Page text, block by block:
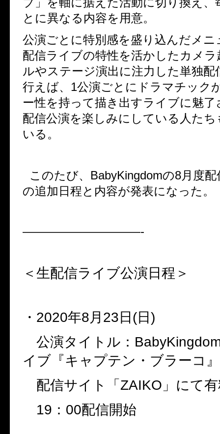
とに異なる内容を用意。
公演ごとに特別感を盛り込んだメニ
配信ライブの特性を活かしたカメ
ルやステージ演出に注力した単独配
行えば、 1公演ごとにドラマチック
ー性を持って描き出すライブに魅了
配信公演を楽しみにしている人た
いる。
このたび、 BabyKingdomの8月度
の追加日程と内容が発表になった。
——————————-
＜生配信ライブ公演日程＞
・ 2020年8月 23 日 (日 )
公演タイトル：
イブ『キャプテン・ブラーコ』
配信サイト「 ZAIKO 」にて
19 ： 00配信開始